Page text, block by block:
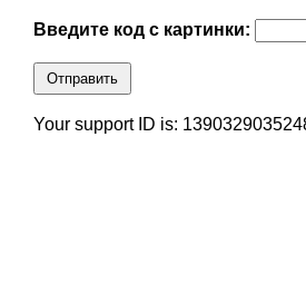
Введите код с картинки:
Отправить
Your support ID is: